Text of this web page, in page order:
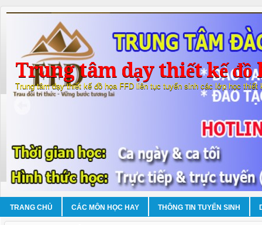
Trung tâm dạy thiết kế đồ
Trung tâm dạy thiết kế đồ họa FFD liên tục tuyển sinh các lớp học thiết
TRANG CHỦ CÁC MÔN HỌC HAY THÔNG TIN TUYỂN SINH